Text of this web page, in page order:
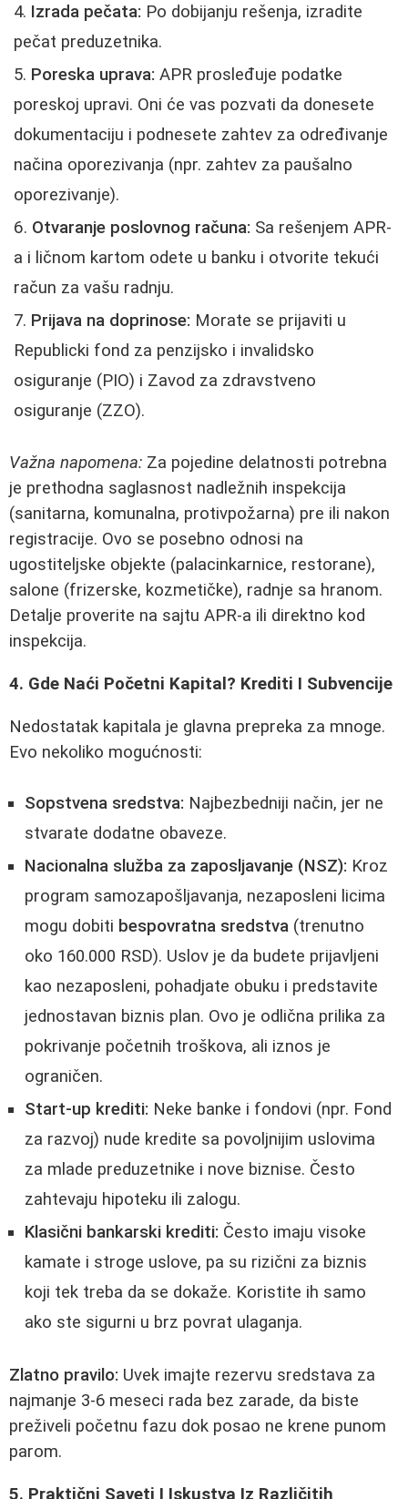
Izrada pečata: Po dobijanju rešenja, izradite
pečat preduzetnika.
Poreska uprava: APR prosleđuje podatke
poreskoj upravi. Oni će vas pozvati da donesete
dokumentaciju i podnesete zahtev za određivanje
načina oporezivanja (npr. zahtev za paušalno
oporezivanje).
Otvaranje poslovnog računa: Sa rešenjem APR-
a i ličnom kartom odete u banku i otvorite tekući
račun za vašu radnju.
Prijava na doprinose: Morate se prijaviti u
Republicki fond za penzijsko i invalidsko
osiguranje (PIO) i Zavod za zdravstveno
osiguranje (ZZO).
Važna napomena: Za pojedine delatnosti potrebna
je prethodna saglasnost nadležnih inspekcija
(sanitarna, komunalna, protivpožarna) pre ili nakon
registracije. Ovo se posebno odnosi na
ugostiteljske objekte (palacinkarnice, restorane),
salone (frizerske, kozmetičke), radnje sa hranom.
Detalje proverite na sajtu APR-a ili direktno kod
inspekcija.
4. Gde Naći Početni Kapital? Krediti I Subvencije
Nedostatak kapitala je glavna prepreka za mnoge.
Evo nekoliko mogućnosti:
Sopstvena sredstva: Najbezbedniji način, jer ne
stvarate dodatne obaveze.
Nacionalna služba za zaposljavanje (NSZ): Kroz
program samozapošljavanja, nezaposleni licima
mogu dobiti bespovratna sredstva (trenutno
oko 160.000 RSD). Uslov je da budete prijavljeni
kao nezaposleni, pohadjate obuku i predstavite
jednostavan biznis plan. Ovo je odlična prilika za
pokrivanje početnih troškova, ali iznos je
ograničen.
Start-up krediti: Neke banke i fondovi (npr. Fond
za razvoj) nude kredite sa povoljnijim uslovima
za mlade preduzetnike i nove biznise. Često
zahtevaju hipoteku ili zalogu.
Klasični bankarski krediti: Često imaju visoke
kamate i stroge uslove, pa su rizični za biznis
koji tek treba da se dokaže. Koristite ih samo
ako ste sigurni u brz povrat ulaganja.
Zlatno pravilo: Uvek imajte rezervu sredstava za
najmanje 3-6 meseci rada bez zarade, da biste
preživeli početnu fazu dok posao ne krene punom
parom.
5. Praktični Saveti I Iskustva Iz Različitih